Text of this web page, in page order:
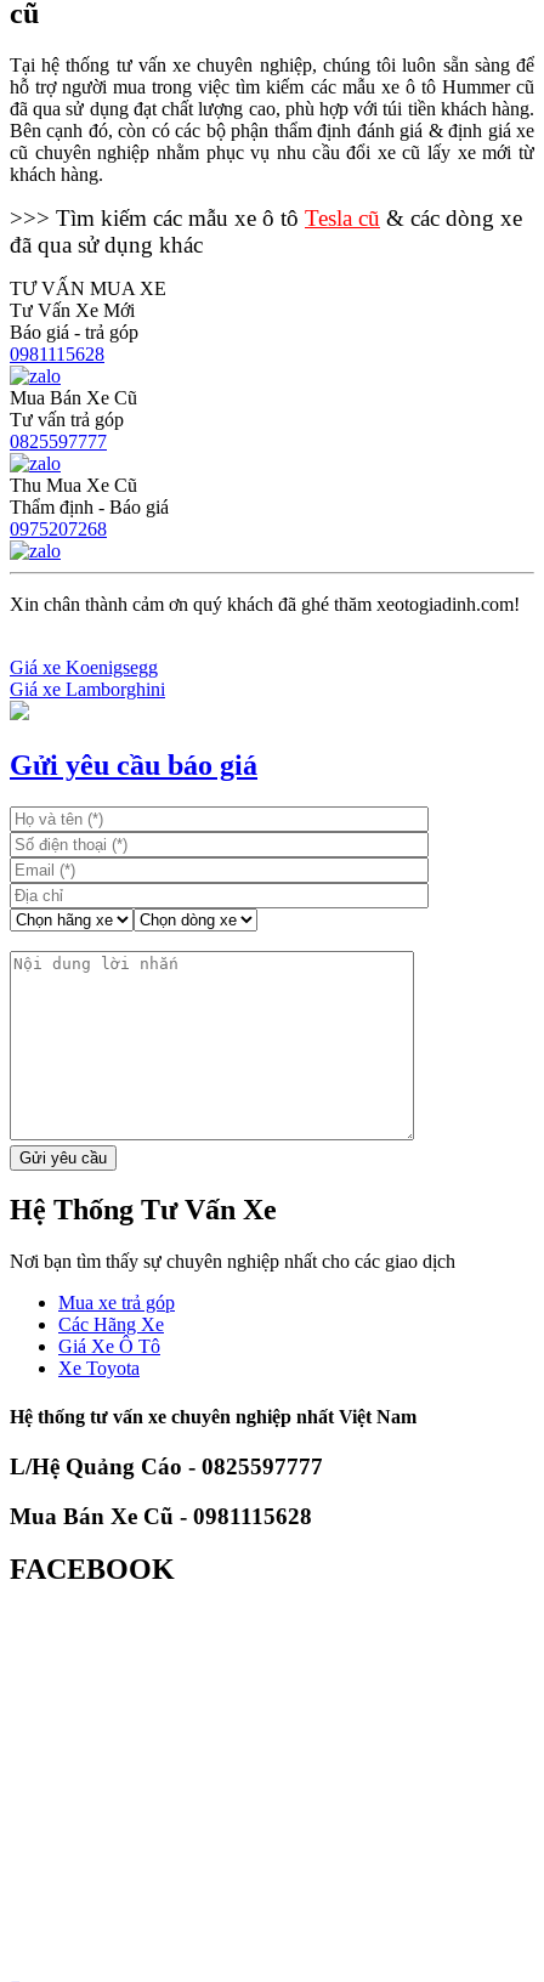
cũ
Tại hệ thống tư vấn xe chuyên nghiệp, chúng tôi luôn sẵn sàng để
hỗ trợ người mua trong việc tìm kiếm các mẫu xe ô tô Hummer cũ
đã qua sử dụng đạt chất lượng cao, phù hợp với túi tiền khách hàng.
Bên cạnh đó, còn có các bộ phận thẩm định đánh giá & định giá xe
cũ chuyên nghiệp nhằm phục vụ nhu cầu đổi xe cũ lấy xe mới từ
khách hàng.
>>> Tìm kiếm các mẫu xe ô tô Tesla cũ & các dòng xe
đã qua sử dụng khác
TƯ VẤN MUA XE
Tư Vấn Xe Mới
Báo giá - trả góp
0981115628
Mua Bán Xe Cũ
Tư vấn trả góp
0825597777
Thu Mua Xe Cũ
Thẩm định - Báo giá
0975207268
Xin chân thành cảm ơn quý khách đã ghé thăm xeotogiadinh.com!
Điều
hướng
bài
Giá xe Koenigsegg
Giá xe Lamborghini
Gửi yêu cầu báo giá
Hệ Thống Tư Vấn Xe
Nơi bạn tìm thấy sự chuyên nghiệp nhất cho các giao dịch
Mua xe trả góp
Các Hãng Xe
Giá Xe Ô Tô
Xe Toyota
Hệ thống tư vấn xe chuyên nghiệp nhất Việt Nam
L/Hệ Quảng Cáo - 0825597777
Mua Bán Xe Cũ - 0981115628
FACEBOOK